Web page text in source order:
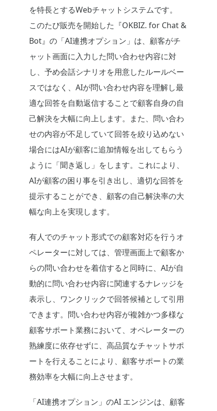
を特長とするWebチャットシステムです。
このたび販売を開始した『OKBIZ. for Chat &
Bot』の「AI連携オプション」は、顧客がチ
ャット画面に入力した問い合わせ内容に対
し、予め会話シナリオを用意したルールベー
スではなく、AIが問い合わせ内容を理解し最
適な回答を自動返信することで顧客自身の自
己解決を大幅に向上します。また、問い合わ
せの内容が不足していて回答を絞り込めない
場合にはAIが顧客に追加情報を出してもらう
ように「聞き返し」をします。これにより、
AIが顧客の困り事を引き出し、適切な回答を
提示することができ、顧客の自己解決率の大
幅な向上を実現します。
有人でのチャット形式での顧客対応を行うオ
ペレーターに対しては、管理画面上で顧客か
らの問い合わせを着信すると同時に、AIが自
動的に問い合わせ内容に関連するナレッジを
表示し、ワンクリックで回答候補として引用
できます。問い合わせ内容が複雑かつ多様な
顧客サポート業務において、オペレーターの
熟練度に依存せずに、高品質なチャットサポ
ートを行えることにより、顧客サポートの業
務効率を大幅に向上させます。
「AI連携オプション」のAI エンジンは、顧客